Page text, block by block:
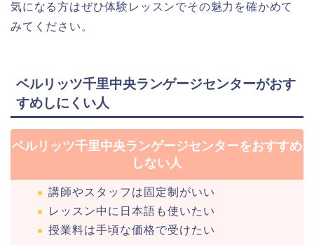
気になる方はぜひ体験レッスンでその魅力を確かめて
みてください。
ベルリッツ千里中央ランゲージセンターがおす
すめしにくい人
ベルリッツ千里中央ランゲージセンターをおすすめ
しない人
講師やスタッフは固定制がいい
レッスン中に日本語も使いたい
授業料は手頃な価格で受けたい